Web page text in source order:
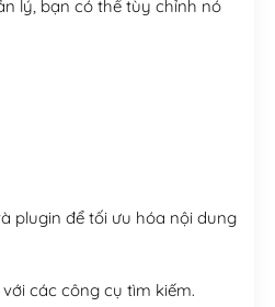
lý, bạn có thể tùy chỉnh nó
plugin để tối ưu hóa nội dung
các công cụ tìm kiếm.